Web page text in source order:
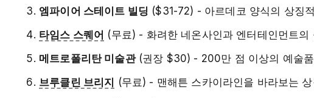
엠파이어 스테이트 빌딩 ($31-72) - 아르데코 양식의 상징
타임스 스퀘어 (무료) - 화려한 네온사인과 엔터테인먼트의
메트로폴리탄 미술관(권장 $30) - 200만 점 이상의 예술
브루클린 브리지 (무료) - 맨해튼 스카이라인을 바라보는